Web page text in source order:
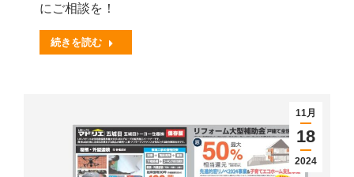
にご相談を！
続きを読む
11月
18
2024